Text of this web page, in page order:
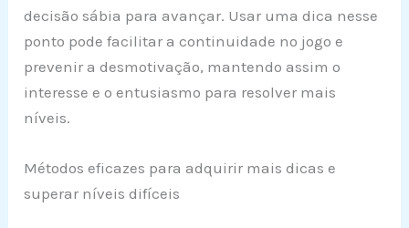
decisão sábia para avançar. Usar uma dica nesse
ponto pode facilitar a continuidade no jogo e
prevenir a desmotivação, mantendo assim o
interesse e o entusiasmo para resolver mais
níveis.
Métodos eficazes para adquirir mais dicas e
superar níveis difíceis